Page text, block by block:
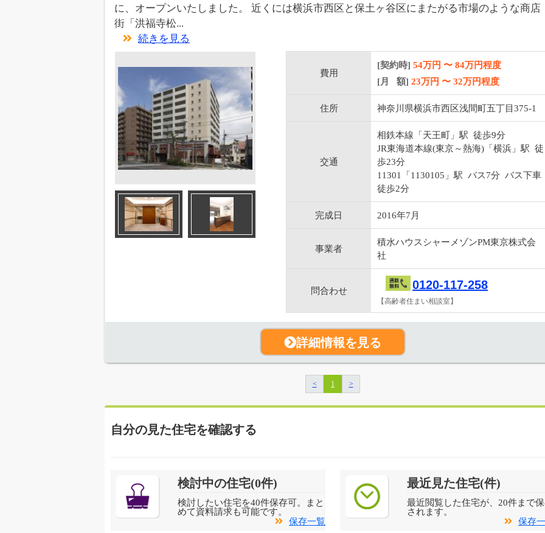
に、オープンいたしました。 近くには横浜市西区と保土ヶ谷区にまたがる市場のような商店
街「洪福寺松...
続きを見る
費用
[契約時] 54万円 〜 84万円程度
[月 額] 23万円 〜 32万円程度
住所 神奈川県横浜市西区浅間町五丁目375-1
交通
相鉄本線「天王町」駅 徒歩9分
JR東海道本線(東京～熱海)「横浜」駅 徒
歩23分
11301「1130105」駅 バス7分 バス下車
徒歩2分
完成日 2016年7月
事業者
積水ハウスシャーメゾンPM東京株式会
社
問合わせ 0120-117-258
【高齢者住まい相談室】
詳細情報を見る
< 1 >
自分の見た住宅を確認する
検討中の住宅(0件)
検討したい住宅を40件保存可。まと
めて資料請求も可能です。
保存一覧
最近見た住宅(件)
最近閲覧した住宅が、20件まで
されます。
保存